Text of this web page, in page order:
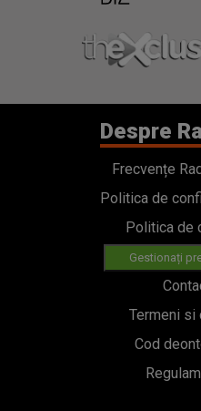
Despre
Frecvențe
Politica de
Politica de
Gestionați
Termeni si
Cod